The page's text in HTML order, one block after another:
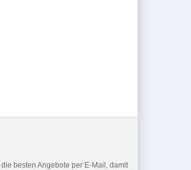
besten Angebote per E-Mail, damit